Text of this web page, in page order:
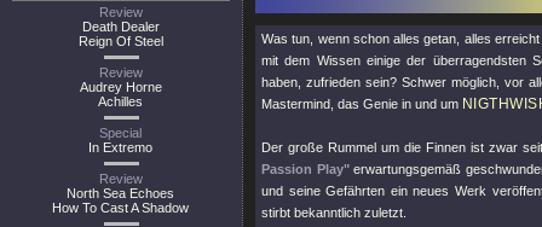
Review
Death Dealer
Reign Of Steel
Review
Audrey Horne
Achilles
Special
In Extremo
Review
North Sea Echoes
How To Cast A Shadow
Was tun, wenn schon alles getan, alles
mit dem Wissen einige der überragendsten
haben, zufrieden sein? Schwer möglich, vor
Mastermind, das Genie in und um
Der große Rummel um die Finnen ist zwar
Passion Play"erwartungsgemäß
und seine Gefährten ein neues Werk
stirbt bekanntlich zuletzt.